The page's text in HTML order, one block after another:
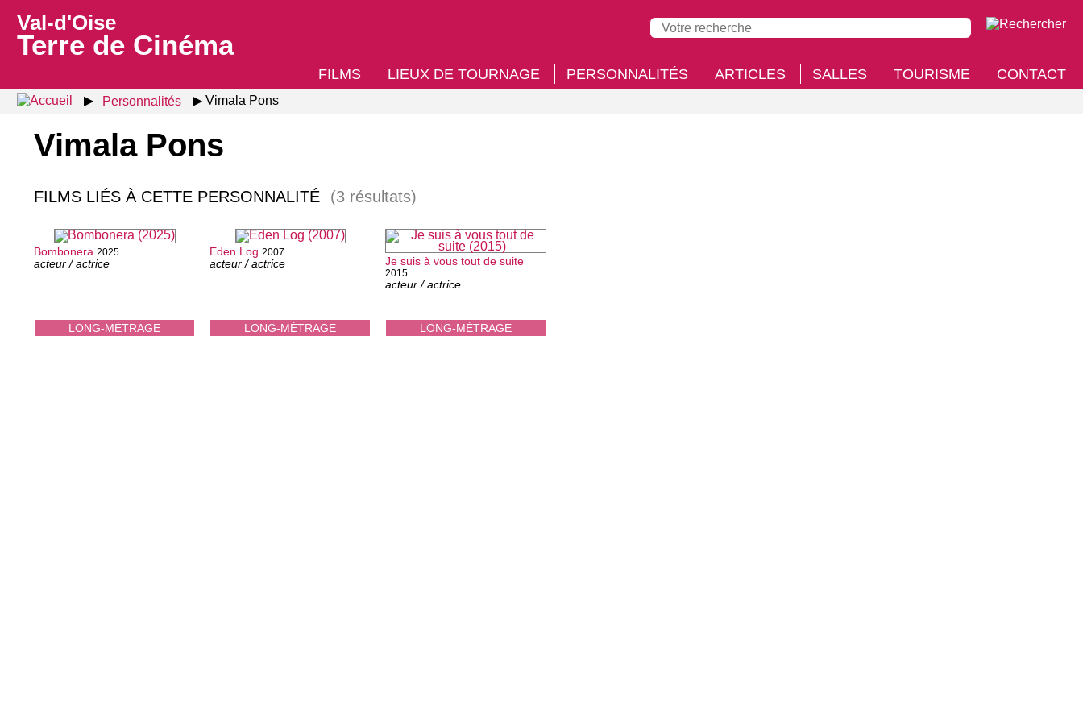
Val-d'Oise
Terre de Cinéma
FILMS LIEUX DE TOURNAGE PERSONNALITÉS ARTICLES SALLES TOURISME CONTACT
Personnalités Vimala Pons
Vimala Pons
FILMS LIÉS À CETTE PERSONNALITÉ (3 résultats)
LONG-MÉTRAGE
Bombonera 2025
acteur / actrice
LONG-MÉTRAGE
Eden Log 2007
acteur / actrice
LONG-MÉTRAGE
Je suis à vous tout de suite
2015
acteur / actrice